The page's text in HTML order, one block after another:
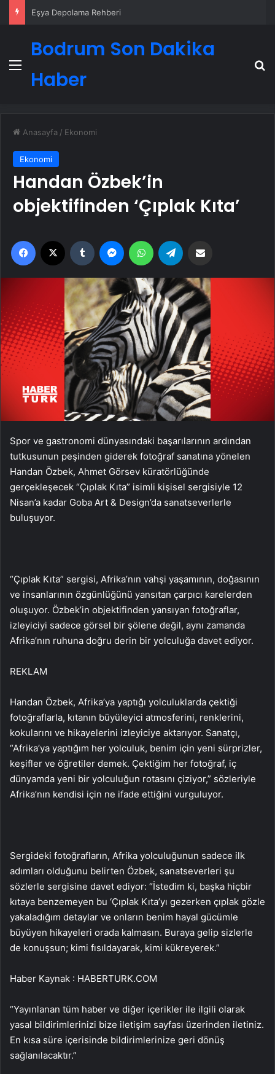
Eşya Depolama Rehberi
Menü
Bodrum Son Dakika
Haber
Anasayfa / Ekonomi
Ekonomi
Handan Özbek’in
objektifinden ‘Çıplak Kıta’
Facebook Tumblr MessengerWhatsApp
Spor ve gastronomi dünyasındaki başarılarının ardından
tutkusunun peşinden giderek fotoğraf sanatına yönelen
Handan Özbek, Ahmet Görsev küratörlüğünde
gerçekleşecek “Çıplak Kıta” isimli kişisel sergisiyle 12
Nisan’a kadar Goba Art & Design’da sanatseverlerle
buluşuyor.
“Çıplak Kıta” sergisi, Afrika’nın vahşi yaşamının, doğasının
ve insanlarının özgünlüğünü yansıtan çarpıcı karelerden
oluşuyor. Özbek’in objektifinden yansıyan fotoğraflar,
izleyiciyi sadece görsel bir şölene değil, aynı zamanda
Afrika’nın ruhuna doğru derin bir yolculuğa davet ediyor.
REKLAM
Handan Özbek, Afrika’ya yaptığı yolculuklarda çektiği
fotoğraflarla, kıtanın büyüleyici atmosferini, renklerini,
kokularını ve hikayelerini izleyiciye aktarıyor. Sanatçı,
“Afrika’ya yaptığım her yolculuk, benim için yeni sürprizler,
keşifler ve öğretiler demek. Çektiğim her fotoğraf, iç
dünyamda yeni bir yolculuğun rotasını çiziyor,” sözleriyle
Afrika’nın kendisi için ne ifade ettiğini vurguluyor.
Sergideki fotoğrafların, Afrika yolculuğunun sadece ilk
adımları olduğunu belirten Özbek, sanatseverleri şu
sözlerle sergisine davet ediyor: “İstedim ki, başka hiçbir
kıtaya benzemeyen bu ‘Çıplak Kıta’yı gezerken çıplak gözle
yakaladığım detaylar ve onların benim hayal gücümle
büyüyen hikayeleri orada kalmasın. Buraya gelip sizlerle
de konuşsun; kimi fısıldayarak, kimi kükreyerek.”
Haber Kaynak : HABERTURK.COM
“Yayınlanan tüm haber ve diğer içerikler ile ilgili olarak
yasal bildirimlerinizi bize iletişim sayfası üzerinden iletiniz.
En kısa süre içerisinde bildirimlerinize geri dönüş
sağlanılacaktır.”